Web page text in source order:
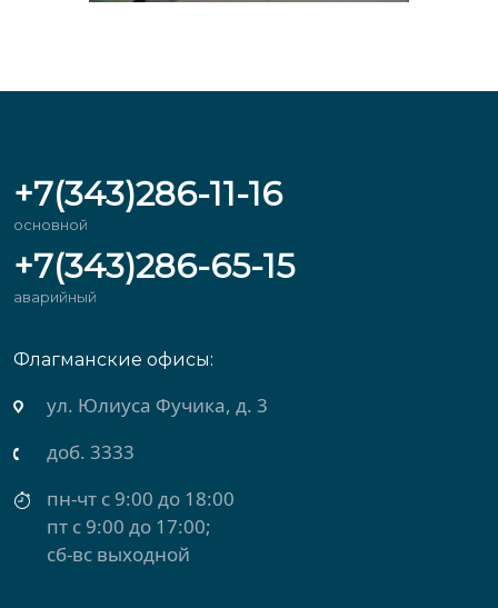
+7(343)286-11-16
основной
+7(343)286-65-15
аварийный
Флагманские офисы:
ул. Михеева, д. 2
доб. 3434
пн-чт с 9:00 до 18:00
пт с 9:00 до 17:00
сб-вс выходной